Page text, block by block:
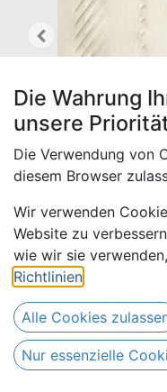
Wagambari
13,00€ Alle
Nur 53 Meter auf
Die Wahrung
unsere
Die Verwendung von
diesem Browser
Wir verwenden
Website zu
wie wir sie
Richtlinien
Alle Cookies
Nur essenzielle